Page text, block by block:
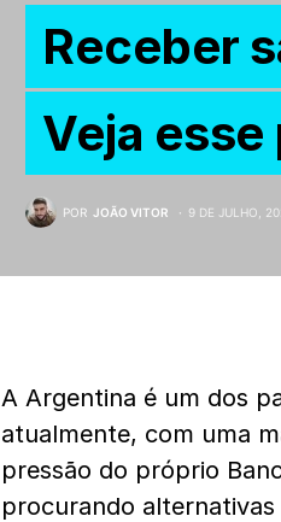
Receber
Veja
POR JOÃO VITOR 9 DE JULHO,
A Argentina é um dos
atualmente, com uma
pressão do próprio
procurando